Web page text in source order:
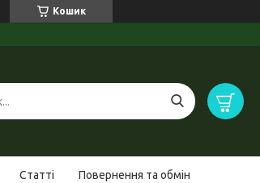
Кошик
Статті Повернення та обмін